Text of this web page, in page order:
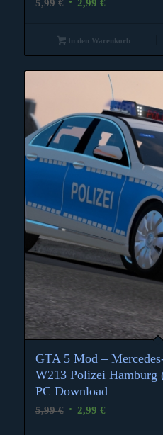
5,99€ 2,99 €
In den Warenkorb
GTA 5 Mod –
W213 Polizei Hamburg
PC Download
5,99€ Ursprünglicher
2,99 €Aktueller